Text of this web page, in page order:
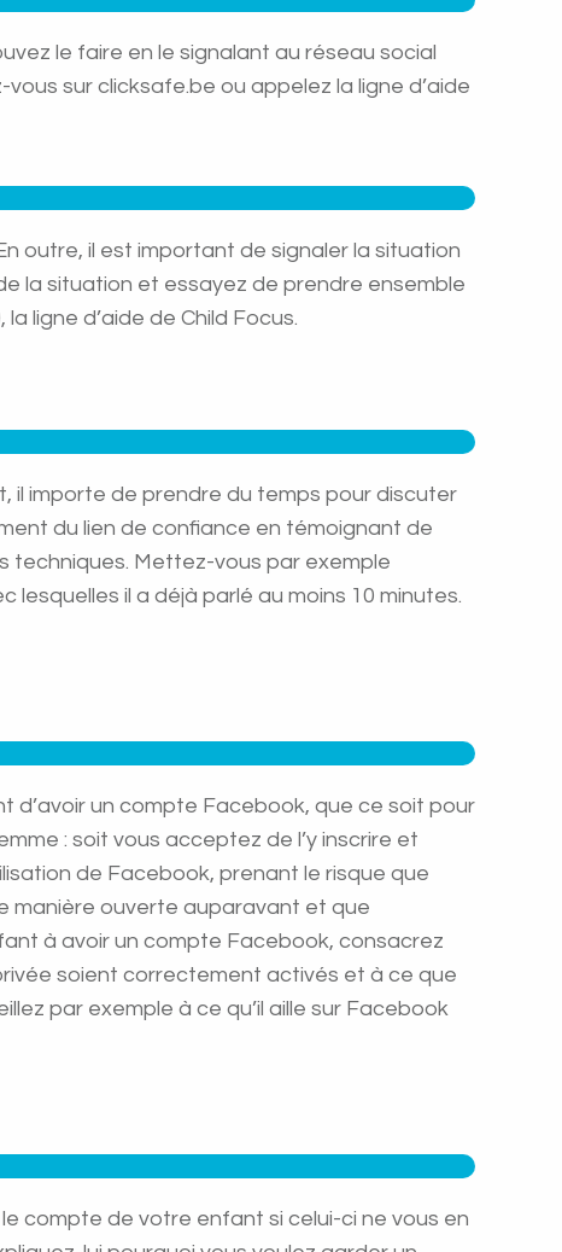
le faire en le signalant au réseau social
sur clicksafe.be ou appelez la ligne d’aide
outre, il est important de signaler la situation
la situation et essayez de prendre ensemble
ligne d’aide de Child Focus.
il importe de prendre du temps pour discuter
du lien de confiance en témoignant de
techniques. Mettez-vous par exemple
lesquelles il a déjà parlé au moins 10 minutes.
d’avoir un compte Facebook, que ce soit pour
: soit vous acceptez de l’y inscrire et
de Facebook, prenant le risque que
manière ouverte auparavant et que
à avoir un compte Facebook, consacrez
soient correctement activés et à ce que
par exemple à ce qu’il aille sur Facebook
compte de votre enfant si celui-ci ne vous en